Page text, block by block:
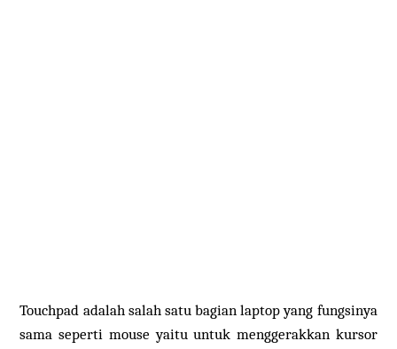
Touchpad adalah salah satu bagian laptop yang fungsinya
sama seperti mouse yaitu untuk menggerakkan kursor